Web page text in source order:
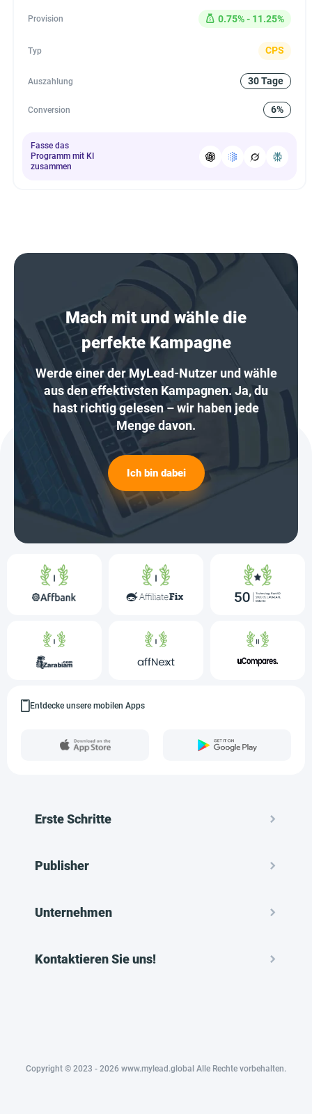
Provision 0.75% - 11.25%
Typ CPS
Auszahlung 30 Tage
Conversion 6%
Fasse das
Programm mit KI
zusammen
Mach mit und wähle die
perfekte Kampagne
Werde einer der MyLead-Nutzer und wähle
aus den effektivsten Kampagnen. Ja, du
hast richtig gelesen – wir haben jede
Menge davon.
Ich bin dabei
Entdecke unsere mobilen Apps
Erste Schritte
Publisher
Unternehmen
Kontaktieren Sie uns!
Copyright © 2023 - 2026 www.mylead.global Alle Rechte vorbehalten.